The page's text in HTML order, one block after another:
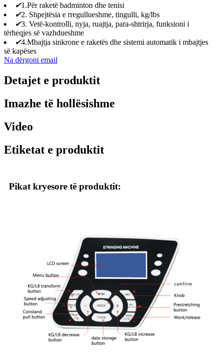
✔1.Për raketë badminton dhe tenisi
✔2. Shpejtësia e rregullueshme, tingulli, kg/lbs
✔3. Vetë-kontrolli, nyja, ruajtja, para-shtrirja, funksioni i
tërheqjes së vazhdueshme
✔4.Mbajtja sinkrone e raketës dhe sistemi automatik i mbajtjes
së kapëses
Na dërgoni email
Detajet e produktit
Imazhe të hollësishme
Video
Etiketat e produktit
Pikat kryesore të produktit: